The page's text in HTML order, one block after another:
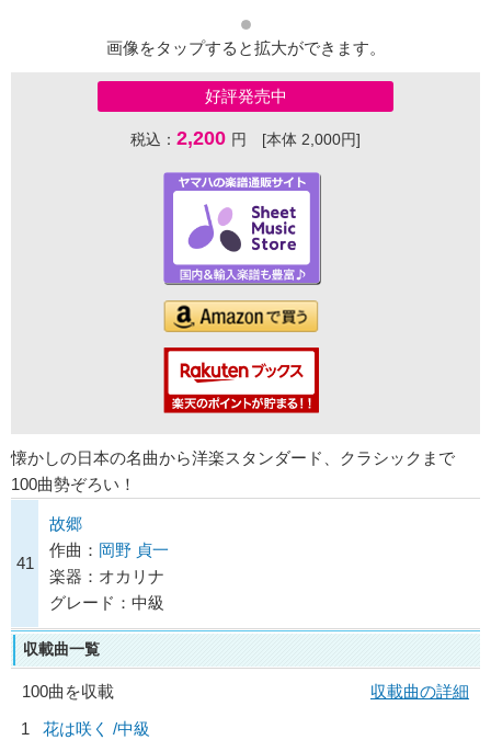
画像をタップすると拡大ができます。
好評発売中
税込： 2,200 円 [本体 2,000円]
懐かしの日本の名曲から洋楽スタンダード、クラシックまで
100曲勢ぞろい！
41
故郷
作曲： 岡野 貞一
楽器：オカリナ
グレード：中級
収載曲一覧
100曲を収載
収載曲の詳細
1
花は咲く /中級